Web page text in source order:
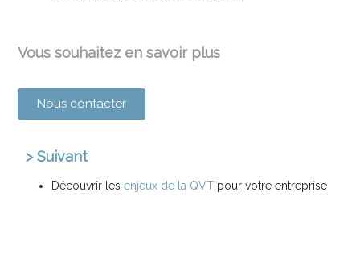
Vous souhaitez en savoir plus
Nous contacter
> Suivant
Découvrir les enjeux de la QVT pour votre entreprise